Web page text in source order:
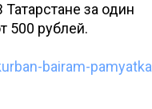
за один
500 рублей.
bairam-